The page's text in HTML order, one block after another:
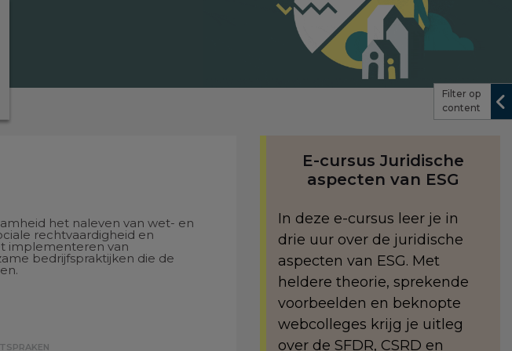
Filter op
content
het naleven van wet- en
rechtvaardigheid en
implementeren van
bedrijfspraktijken die de
E-cursus Juridische
aspecten van ESG
In deze e-cursus leer je in
drie uur over de juridische
aspecten van ESG. Met
heldere theorie, sprekende
voorbeelden en beknopte
webcolleges krijg je uitleg
over de SFDR, CSRD en